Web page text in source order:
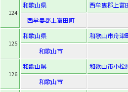
124
和歌山県
西牟婁郡上富
西牟婁郡上富田町
125
和歌山県
和歌山市舟津
和歌山市
126
和歌山県
和歌山市小松
和歌山市